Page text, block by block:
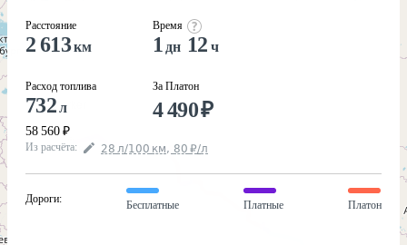
Расстояние
2 613км
Расход топлива
732л
58 560 ₽
Время
1 дн 12 ч
За Платон
4 490₽
Из расчёта: 28 л/100 км, 80 ₽/л
Дороги:
Бесплатные Платные Платон